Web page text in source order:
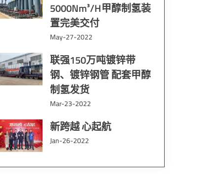
5000Nm³/H甲醇制氢装
置完美交付
May-27-2022
联强150万吨镀锌带
钢、镀锌钢管 配套甲醇
制氢发货
Mar-23-2022
新跨越 心起航
Jan-26-2022